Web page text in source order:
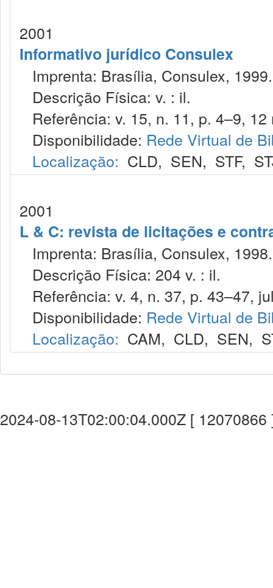
2001
Informativo jurídico Consulex
Imprenta: Brasília, Consulex, 1999.
Descrição Física: v. : il.
Referência: v. 15, n. 11, p. 4–9, 12
Disponibilidade: Rede Virtual de
Localização: CLD, SEN, STF,
2001
L & C: revista de licitações e
Imprenta: Brasília, Consulex, 1998.
Descrição Física: 204 v. : il.
Referência: v. 4, n. 37, p. 43–47,
Disponibilidade: Rede Virtual de
Localização: CAM, CLD, SEN,
2024-08-13T02:00:04.000Z [ 12070866